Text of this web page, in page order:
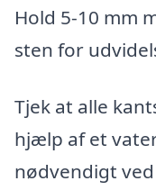
Hold 5-10 mm
sten for
Tjek at alle
hjælp af et
nødvendigt